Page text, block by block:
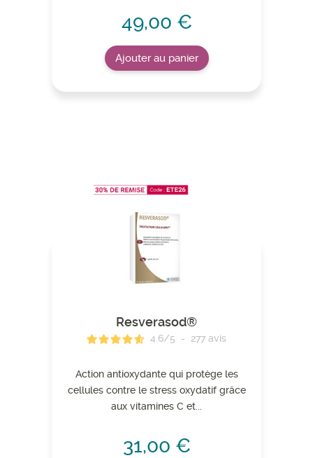
49,00 €
Ajouter au panier
Resverasod®
4.6/5 - 277 avis
Action antioxydante qui protège les
cellules contre le stress oxydatif grâce
aux vitamines C et...
31,00 €